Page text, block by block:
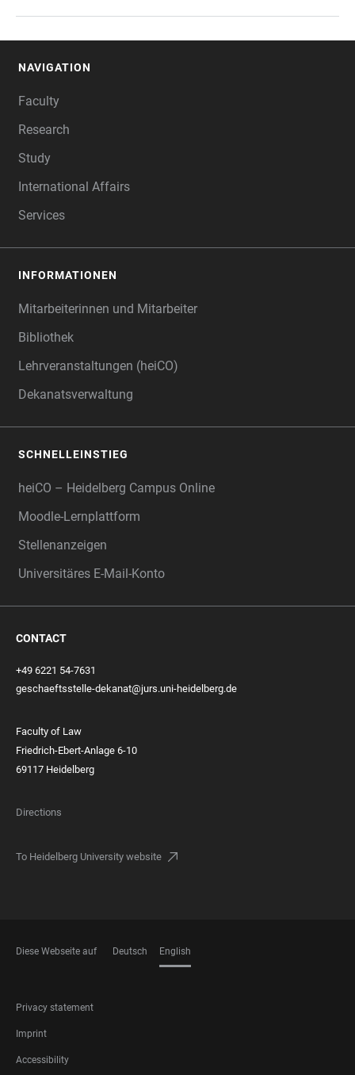
NAVIGATION
Faculty
Research
Study
International Affairs
Services
INFORMATIONEN
Mitarbeiterinnen und Mitarbeiter
Bibliothek
Lehrveranstaltungen (heiCO)
Dekanatsverwaltung
SCHNELLEINSTIEG
heiCO – Heidelberg Campus Online
Moodle-Lernplattform
Stellenanzeigen
Universitäres E-Mail-Konto
CONTACT
+49 6221 54-7631
geschaeftsstelle-dekanat@jurs.uni-heidelberg.de
Faculty of Law
Friedrich-Ebert-Anlage 6-10
69117 Heidelberg
Directions
To Heidelberg University website
Diese Webseite auf Deutsch English
FOOTER
LEGAL
Privacy statement
Imprint
Accessibility